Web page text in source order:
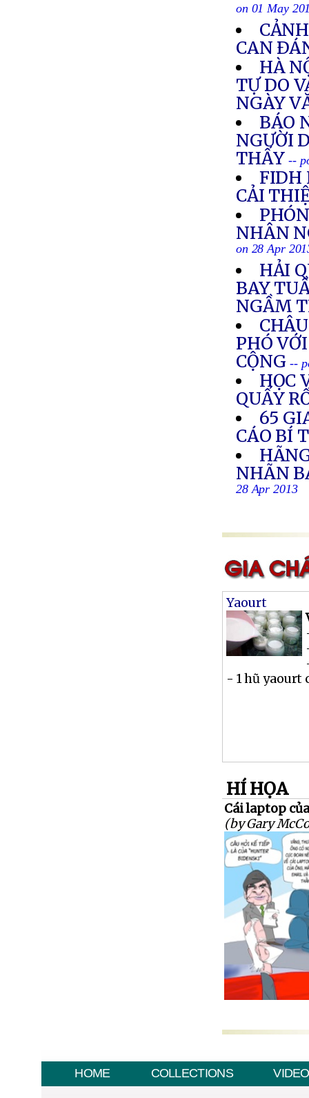
on 01 May
CAN
HÀ
TỰ DO
NGÀY
BÁO
NGƯỜI
THẤY--
FIDH
CẢI
NHÂN
on 28 Apr
HẢI
BAY
NGẦM
PHÓ
CỘNG--
HỌC
QUẤY
65
CÁO BÍ
NHÃN
28 Apr 2013
Yaourt
- 1 hũ yaourt
HÍ HỌA
Cái laptop
(by Gary
HOME COLLECTIONS VIDEO